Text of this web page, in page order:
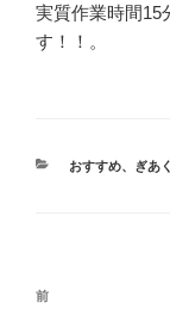
実質作業時間15
す！！。
カ
おすすめ、 ぎあ
投
前
前